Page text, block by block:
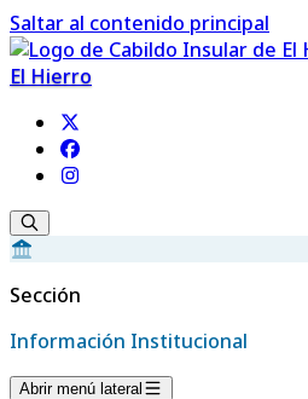
Saltar al contenido principal
El Hierro
Sección
Información Institucional
Abrir menú lateral